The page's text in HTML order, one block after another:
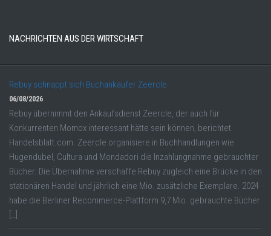
NACHRICHTEN AUS DER WIRTSCHAFT
Rebuy schnappt sich Buchankäufer Zeercle
06/08/2026
Rebuy übernimmt den Ankaufsdienst Zeercle, der auch für
Konkurrenten Momox interessant hätte sein können, berichtet
Handelsblatt.com. Zeercle organisiere in Buchhandlungen wie
Hugendubel, Cultura und Mondadori die Inzahlungnahme gebrauchter
Bücher. Die Übernahme verschaffe Rebuy zugleich eine Brücke in den
stationären Handel und jährlich eine Mio. zusätzliche Exemplare. 2024
habe die Berliner Recommerce-Plattform 9,7 Mio. gebrauchte Bücher
[…]